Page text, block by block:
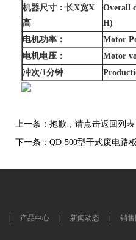
机器尺寸：长X宽X
高
Overall
H)
电机功率：
Motor
电机电压：
Motor
冲次/1分钟
上一条： 抱歉，请点击返回列表
下一条： QD-500型干式废电路
产品中心 新闻动态
销